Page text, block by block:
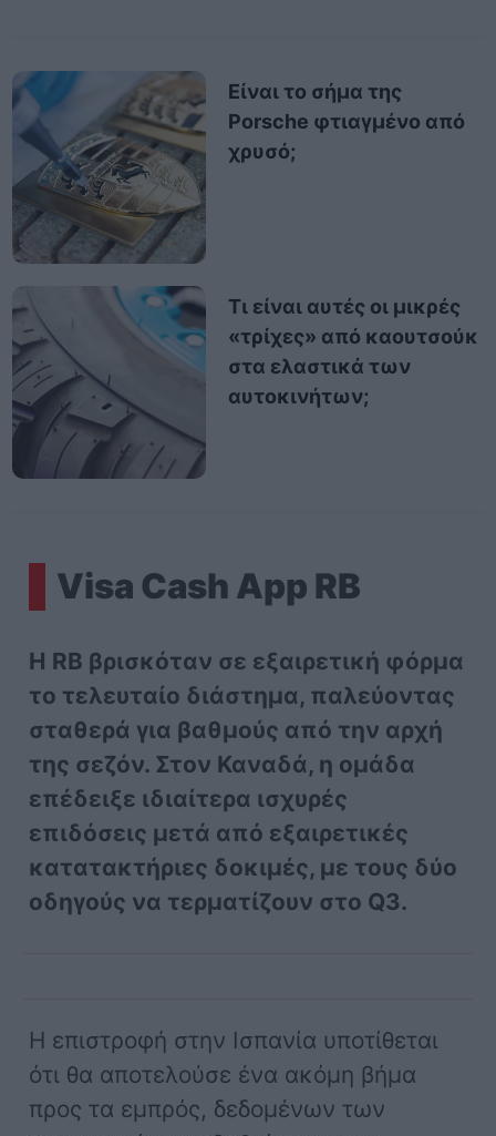
Είναι το σήμα της
Porsche φτιαγμένο από
χρυσό;
Τι είναι αυτές οι μικρές
«τρίχες» από καουτσούκ
στα ελαστικά των
αυτοκινήτων;
Visa Cash App RB
Η RB βρισκόταν σε εξαιρετική φόρμα
το τελευταίο διάστημα, παλεύοντας
σταθερά για βαθμούς από την αρχή
της σεζόν. Στον Καναδά, η ομάδα
επέδειξε ιδιαίτερα ισχυρές
επιδόσεις μετά από εξαιρετικές
κατατακτήριες δοκιμές, με τους δύο
οδηγούς να τερματίζουν στο Q3.
Η επιστροφή στην Ισπανία υποτίθεται
ότι θα αποτελούσε ένα ακόμη βήμα
προς τα εμπρός, δεδομένων των